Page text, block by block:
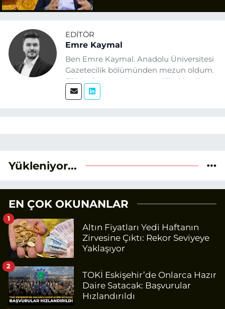
EDITÖR
Emre Kaymal
Ben Emre Kaymal. Anadolu Üniversitesi
Gazetecilik bölümünden mezun oldum.
Eğitim hayatım boyunca dijital içerik
üretimi ve arama motoru
Yükleniyor...
EN ÇOK OKUNANLAR
Altın Fiyatları Yedi Haftanın
Zirvesine Çıktı: Rekor Seviyeye
Yaklaşıyor
1
TOKİ Eskişehir’de Onlarca Hazır
Daire Satacak: Başvurular
Hızlandırıldı
2